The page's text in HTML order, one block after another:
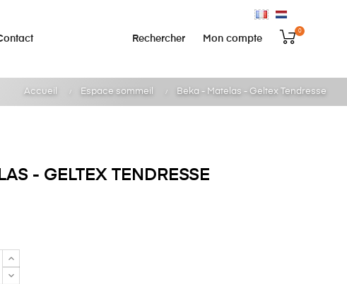
0
Mon compte
Rechercher
Accueil Espace sommeil Beka - Matelas - Geltex Tendresse
- GELTEX TENDRESSE